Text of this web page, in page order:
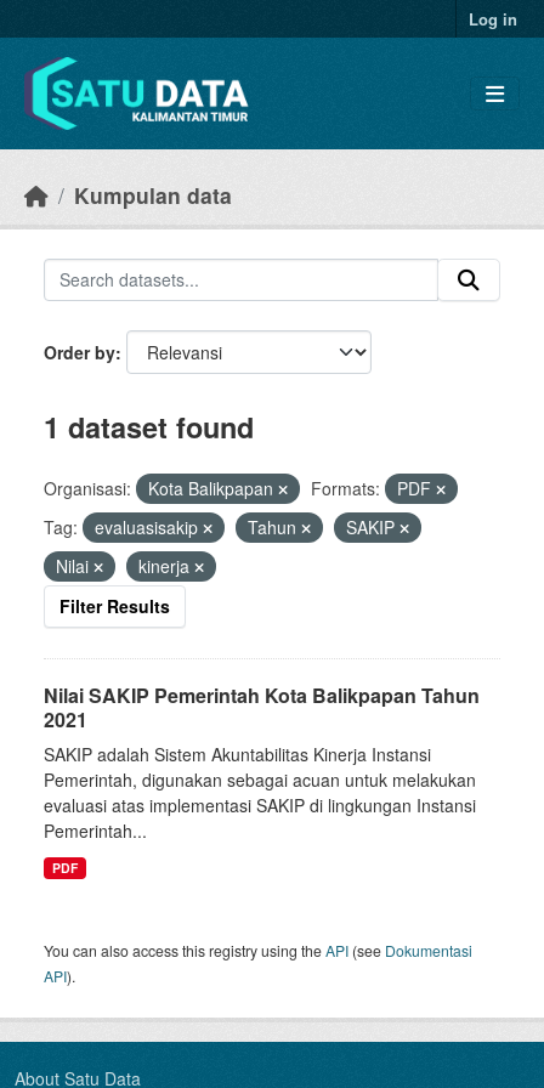
Log in
Kumpulan data
Order by
1 dataset found
Organisasi: Kota Balikpapan Formats:
PDF
Tag:
evaluasisakip Tahun
SAKIP
Nilai
kinerja
Filter Results
Nilai SAKIP Pemerintah Kota Balikpapan Tahun
2021
SAKIP adalah Sistem Akuntabilitas Kinerja Instansi
Pemerintah, digunakan sebagai acuan untuk melakukan
evaluasi atas implementasi SAKIP di lingkungan Instansi
Pemerintah...
PDF
You can also access this registry using theAPI (see Dokumentasi
API).
About Satu Data